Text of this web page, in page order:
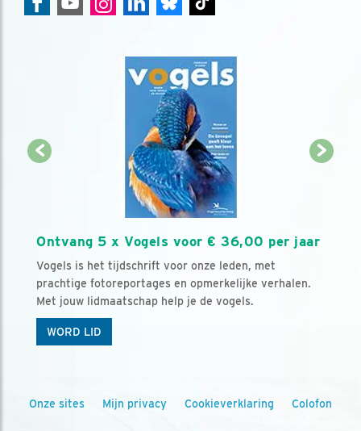
Ontvang 5 x Vogels voor € 36,00 per jaar
Vogels is het tijdschrift voor onze leden, met
prachtige fotoreportages en opmerkelijke verhalen.
Met jouw lidmaatschap help je de vogels.
WORD LID
Onze sites Mijn privacy Cookieverklaring Colofon